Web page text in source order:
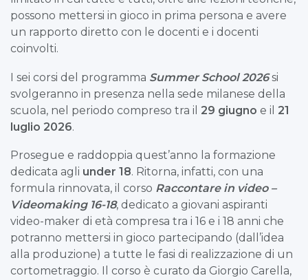
possono mettersi in gioco in prima persona e avere
un rapporto diretto con le docenti e i docenti
coinvolti.
I sei corsi del programma Summer School 2026si
svolgeranno in presenza nella sede milanese della
scuola, nel periodo compreso tra il 29 giugno e il 21
luglio 2026.
Prosegue e raddoppia quest’anno la formazione
dedicata agli under 18. Ritorna, infatti, con una
formula rinnovata, il corso Raccontare in video –
Videomaking 16-18, dedicato a giovani aspiranti
video-maker di età compresa tra i 16 e i 18 anni che
potranno mettersi in gioco partecipando (dall’idea
alla produzione) a tutte le fasi di realizzazione di un
cortometraggio. Il corso è curato da Giorgio Carella,